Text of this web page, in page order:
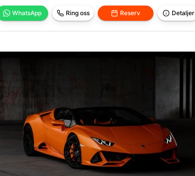
WhatsApp Ring oss Reserv Detaljer